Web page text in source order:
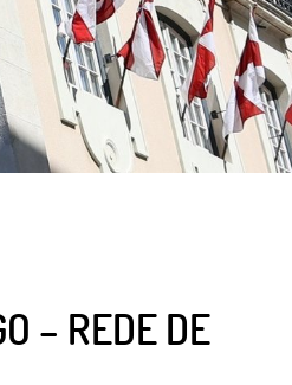
– REDE DE